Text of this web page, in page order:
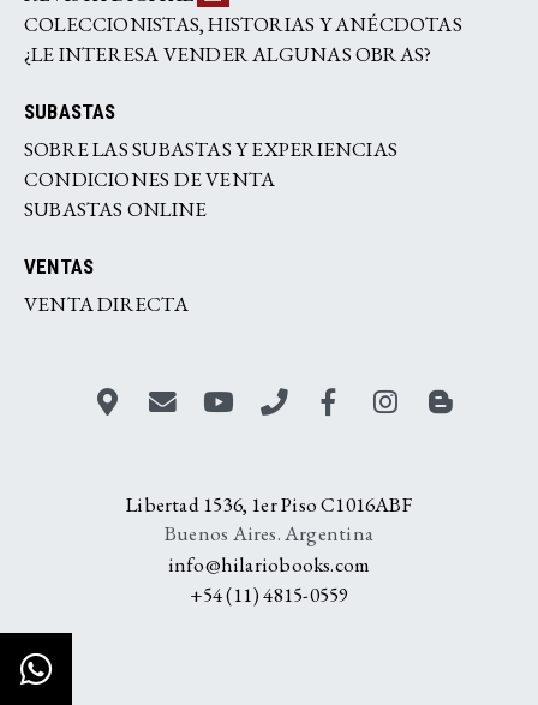
COLECCIONISTAS, HISTORIAS Y ANÉCDOTAS
¿LE INTERESA VENDER ALGUNAS OBRAS?
SUBASTAS
SOBRE LAS SUBASTAS Y EXPERIENCIAS
CONDICIONES DE VENTA
SUBASTAS ONLINE
VENTAS
VENTA DIRECTA
Libertad 1536, 1er Piso C1016ABF
Buenos Aires. Argentina
info@hilariobooks.com
+54 (11) 4815-0559